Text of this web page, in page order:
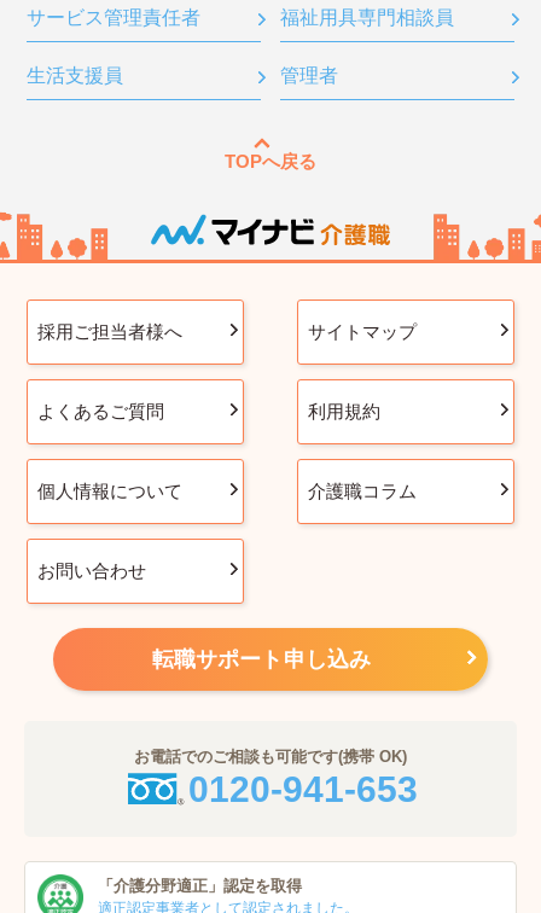
サービス管理責任者 福祉用具専門相談員
生活支援員 管理者
TOPへ戻る
採用ご担当者様へ サイトマップ
よくあるご質問 利用規約
個人情報について 介護職コラム
お問い合わせ
転職サポート申し込み
お電話でのご相談も可能です(携帯 OK)
0120-941-653
「介護分野適正」 認定を取得
適正認定事業者として認定されました。